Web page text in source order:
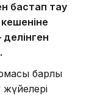
бастап тау
барлық